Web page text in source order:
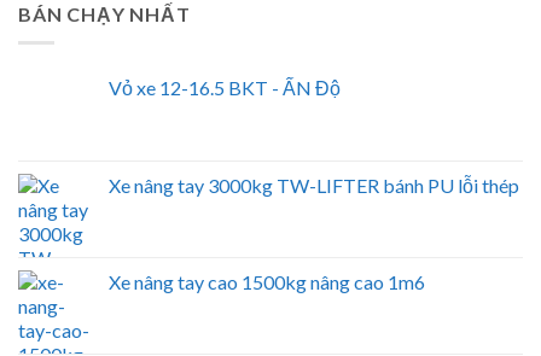
BÁN CHẠY NHẤT
Vỏ xe 12-16.5 BKT - ẤN Độ
Xe nâng tay 3000kg TW-LIFTER bánh PU lỗi thép
Xe nâng tay cao 1500kg nâng cao 1m6